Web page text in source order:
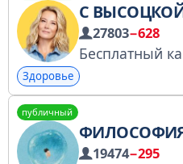
С ВЫСОЦКОЙ ПО
27803−628
Здоровье
публичный
19474−295